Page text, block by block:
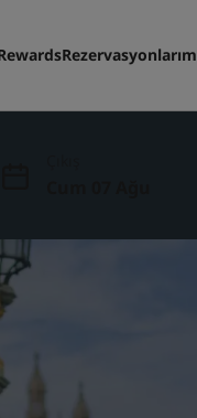
Rezervasyonlarım